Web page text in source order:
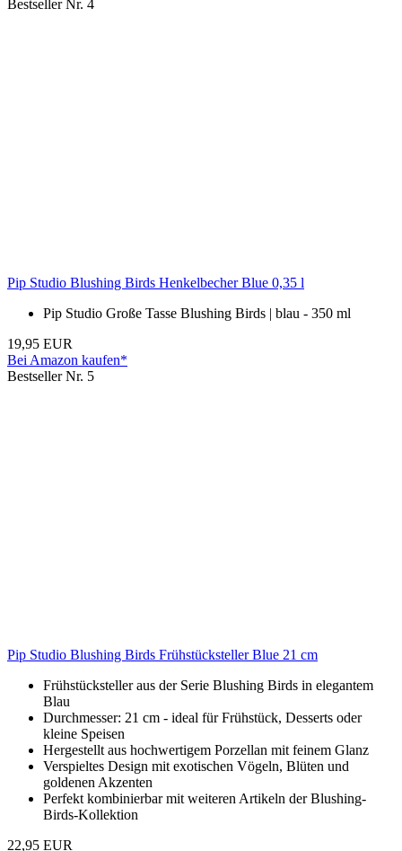
Bestseller Nr. 4
Pip Studio Blushing Birds Henkelbecher Blue 0,35 l
Pip Studio Große Tasse Blushing Birds | blau - 350 ml
19,95 EUR
Bei Amazon kaufen*
Bestseller Nr. 5
Pip Studio Blushing Birds Frühstücksteller Blue 21 cm
Frühstücksteller aus der Serie Blushing Birds in elegantem
Blau
Durchmesser: 21 cm - ideal für Frühstück, Desserts oder
kleine Speisen
Hergestellt aus hochwertigem Porzellan mit feinem Glanz
Verspieltes Design mit exotischen Vögeln, Blüten und
goldenen Akzenten
Perfekt kombinierbar mit weiteren Artikeln der Blushing-
Birds-Kollektion
22,95 EUR